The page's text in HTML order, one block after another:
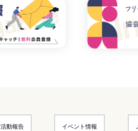
活動報告 イベント情報